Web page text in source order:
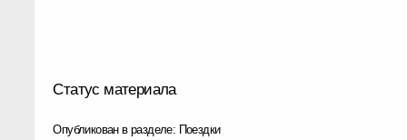
Статус материала
Опубликован в разделе: Поездки